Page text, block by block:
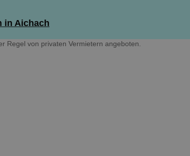
in Aichach
Regel von privaten Vermietern angeboten.